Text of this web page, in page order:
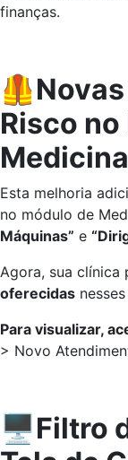
finanças.
Risco no
Esta melhoria
no módulo de
Máquinas” e
Agora, sua clínica
oferecidas
Para visualizar,
> Novo
🖥️Filtro